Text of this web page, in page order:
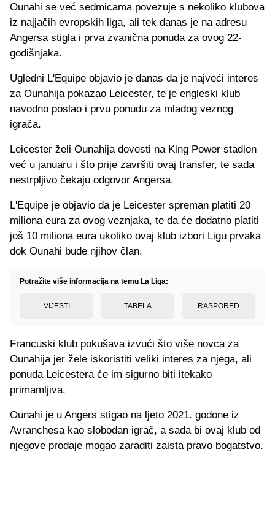
Ounahi se već sedmicama povezuje s nekoliko klubova
iz najjačih evropskih liga, ali tek danas je na adresu
Angersa stigla i prva zvanična ponuda za ovog 22-
godišnjaka.
Ugledni L'Equipe objavio je danas da je najveći interes
za Ounahija pokazao Leicester, te je engleski klub
navodno poslao i prvu ponudu za mladog veznog
igrača.
Leicester želi Ounahija dovesti na King Power stadion
već u januaru i što prije završiti ovaj transfer, te sada
nestrpljivo čekaju odgovor Angersa.
L'Equipe je objavio da je Leicester spreman platiti 20
miliona eura za ovog veznjaka, te da će dodatno platiti
još 10 miliona eura ukoliko ovaj klub izbori Ligu prvaka
dok Ounahi bude njihov član.
Potražite više informacija na temu La Liga:
VIJESTI TABELA RASPORED
Francuski klub pokušava izvući što više novca za
Ounahija jer žele iskoristiti veliki interes za njega, ali
ponuda Leicestera će im sigurno biti itekako
primamljiva.
Ounahi je u Angers stigao na ljeto 2021. godone iz
Avranchesa kao slobodan igrač, a sada bi ovaj klub od
njegove prodaje mogao zaraditi zaista pravo bogatstvo.